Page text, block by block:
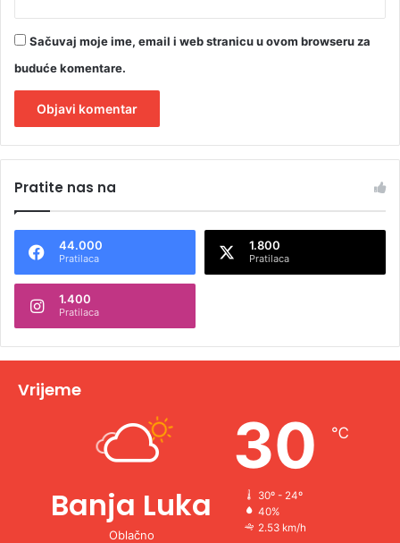
Sačuvaj moje ime, email i web stranicu u ovom browseru za
buduće komentare.
t
n
t
v
Pratite nas na
44.000
Pratilaca
1.800
Pratilaca
1.400
Pratilaca
Vrijeme
Banja Luka
Oblačno
30 ℃
30º - 24º
40%
2.53 km/h